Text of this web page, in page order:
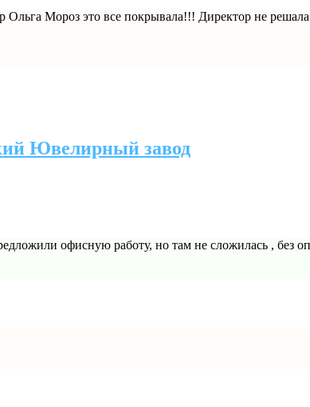
Мороз это все покрывала!!! Директор не
Ювелирный завод
офисную работу, но там не сложилась , без